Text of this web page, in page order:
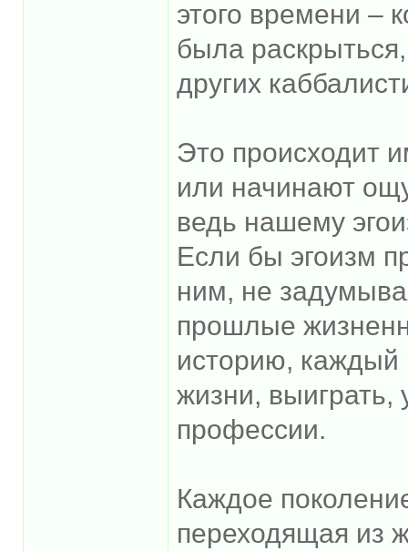
этого времени –
была
других
Это происходит
или начинают
ведь нашему
Если бы эгоизм
ним, не
прошлые
историю, каждый
жизни, выиграть,
профессии.
Каждое
переходящая из